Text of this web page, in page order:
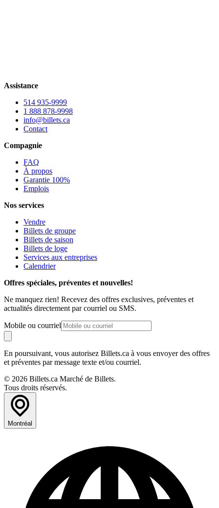
Assistance
514 935-9999
1 888 878-9998
info@billets.ca
Contact
Compagnie
FAQ
À propos
Garantie 100%
Emplois
Nos services
Vendre
Billets de groupe
Billets de saison
Billets de loge
Services aux entreprises
Calendrier
Offres spéciales, préventes et nouvelles!
Ne manquez rien! Recevez des offres exclusives, préventes et
actualités directement par courriel ou SMS.
Mobile ou courriel
En poursuivant, vous autorisez Billets.ca à vous envoyer des offres
et préventes par message texte et/ou courriel.
© 2026 Billets.ca Marché de Billets.
Tous droits réservés.
Montréal